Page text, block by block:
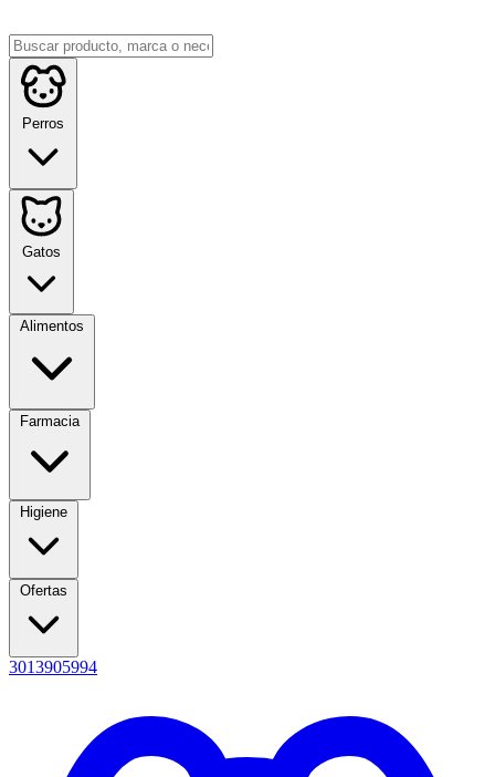
Perros
Gatos
Alimentos
Farmacia
Higiene
Ofertas
3013905994